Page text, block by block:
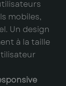
mobiles,
Un design
à la taille